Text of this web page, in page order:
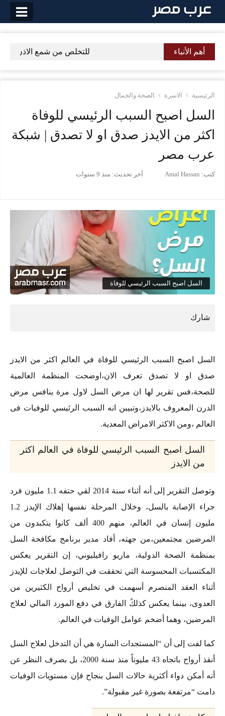
التخطي
أهم الأنباء للتخلص من شمع الاذن ثلاثة
الرئيسية الاسرة الصحة والجمال
السل اصبح السبب الرئيسي للوفاة
اكثر من الايدز صدق او لا تصدق | شبكة
عرب مصر
كتب: Amal Hassan آخر تحديث: منذ 9 سنوات
السل اصبح السبب الرئيسي للوفاة
السل اصبح السبب الرئيسي للوفاة في العالم اكثر من الايدز
صدق او لا تصدق تعرف الان،اوضحت المنظمة العالمية
للصحة،فس تقرير لها ان مرض السل لاول مرة ينافس مرض
الدرن المعروف بالايدز،وتبيبن انه السبب الرئيسي للوفيات فى
العالم ،ومن الاكثر الامراض المعدية.
السل اصبح السبب الرئيسي للوفاة في العالم اكثر
من الايدز
وتوصل التقرير إلى أنه أثناء سنة 2014 لقي حتفه 1.1 مليون فرد
جراء الإصابة بالسل، وخلال المرحلة نفسها إهلاك الإيدز 1.2
مليون إنسان في العالم، منهم 400 ألف كانوا يتكبدون من
المرضين مجتمعين،من جهته، أفاد مدير برنامج مكافحة السل
بمنظمة الصحة الدولية، ماريو رافيليوني، إن التقرير يعكس
المكتسبات المحسوسة التي تحققت في التوصل لعلاجات للإيدز
أثناء العقد المنصرم أسهمت في تخليص أرواح الكثيرين من
العدوى، بينما يعكس كذلكً الفارق في دفع المورد المالي لعلاج
المرضين، وهما أضخم عوامل الوفيات في العالم.
كما لفت إلى أن “المستجدات السارة هي أن التدخل لعلاج السل
أنقذ أرواح باتجاه 43 مليوناً منذ سنة 2000، بل بصرف النظر عن
أنه أمكن دواء أكثرية حالات السل بنجاح فإن مستويات الوفيات
دامت “مرتفعة بصورة غير مقبولة”.